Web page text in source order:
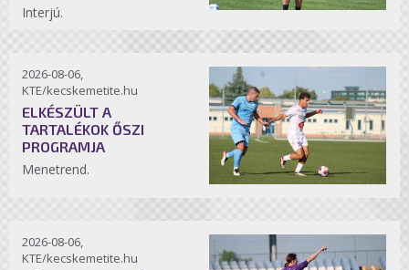
Interjú.
2026-08-06,
KTE/kecskemetite.hu
ELKÉSZÜLT A
TARTALÉKOK ŐSZI
PROGRAMJA
Menetrend.
2026-08-06,
KTE/kecskemetite.hu